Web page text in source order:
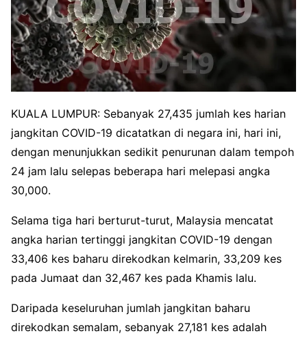
KUALA LUMPUR: Sebanyak 27,435 jumlah kes harian
jangkitan COVID-19 dicatatkan di negara ini, hari ini,
dengan menunjukkan sedikit penurunan dalam tempoh
24 jam lalu selepas beberapa hari melepasi angka
30,000.
Selama tiga hari berturut-turut, Malaysia mencatat
angka harian tertinggi jangkitan COVID-19 dengan
33,406 kes baharu direkodkan kelmarin, 33,209 kes
pada Jumaat dan 32,467 kes pada Khamis lalu.
Daripada keseluruhan jumlah jangkitan baharu
direkodkan semalam, sebanyak 27,181 kes adalah